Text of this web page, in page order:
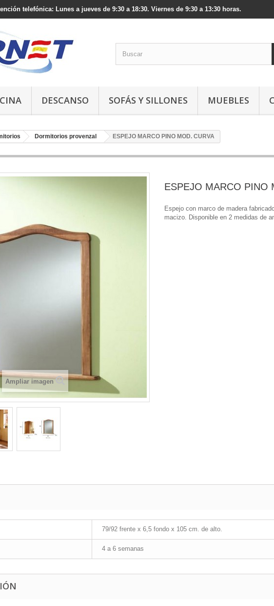
telefónica: Lunes a jueves de 9:30 a 18:30. Viernes de 9:30 a 13:30 horas.
DESCANSO SOFÁS Y SILLONES MUEBLES
Dormitorios provenzal ESPEJO MARCO PINO MOD. CURVA
Ampliar imagen
ESPEJO MARCO PINO
Espejo con marco de madera
macizo. Disponible en 2 medidas de
79/92 frente x 6,5 fondo x 105 cm. de alto.
4 a 6 semanas